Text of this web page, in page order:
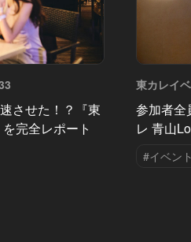
させた！？『東
完全レポート
東カレイ
参加者全
レ 青山
#イベン